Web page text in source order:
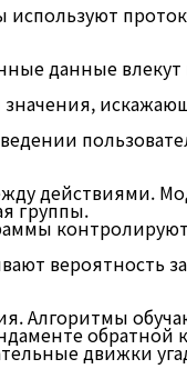
данные
действиями.
группы.
вероятность
Алгоритмы
движки